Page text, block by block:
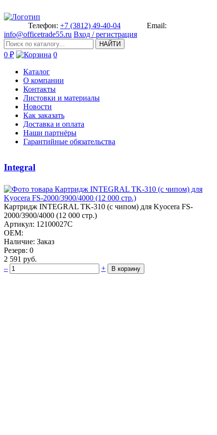
Телефон: +7 (3812) 49-40-04
Email:
info@officetrade55.ru Вход / регистрация
НАЙТИ
0 ₽ 0
Каталог
О компании
Контакты
Листовки и материалы
Новости
Как заказать
Доставка и оплата
Наши партнёры
Гарантийные обязательства
Integral
Картридж INTEGRAL ­TK-310 (с чипом) для Kyocera F­S-
2000/3900/4000 (12 000 стр.)­
Артикул: 12100027C
OEM:
Наличие: Заказ
Резерв: 0
2 591 руб.
–
+ В корзину